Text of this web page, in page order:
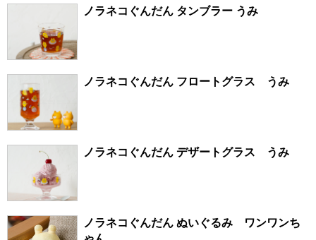
ノラネコぐんだん タンブラー うみ
ノラネコぐんだん フロートグラス うみ
ノラネコぐんだん デザートグラス うみ
ノラネコぐんだん ぬいぐるみ ワンワンち